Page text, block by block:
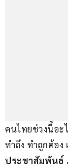
คนไทยช่วงนี้อะ
ทำถึง ทำถูกต้อ
ประชาสัมพันธ์